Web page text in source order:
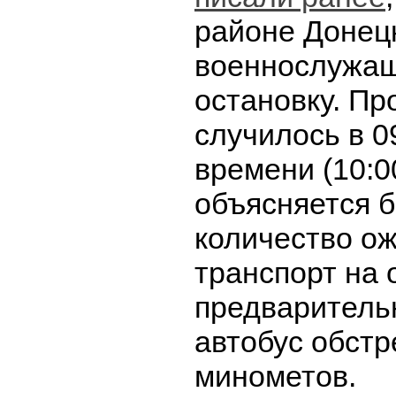
районе
остановку.
случилось в
времени
объясняется
количество
транспорт на
автобус
минометов.